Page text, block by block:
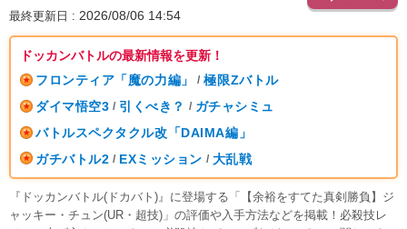
最終更新日 2026/08/06 14:54
ドッカンバトルの最新情報を更新！
フロンティア「魔の力編」
/ 極限Zバトル
ダイマ悟空3 / 引くべき？ / ガチャシミュ
バトルスペクタクル改「DAIMA編」
ガチバトル2 / EXミッション / 大乱戦
『ドッカンバトル(ドカバト)』に登場する「【余裕をすてた真剣勝負】ジ
ャッキー・チュン(UR・超技)」の評価や入手方法などを掲載！必殺技レ